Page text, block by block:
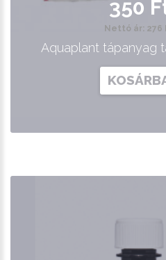
350
Nettó ár: 276
Aquaplant tápanyag